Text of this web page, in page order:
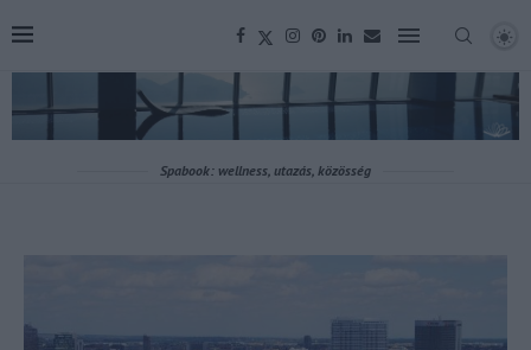
Spabook: wellness, utazás, közösség